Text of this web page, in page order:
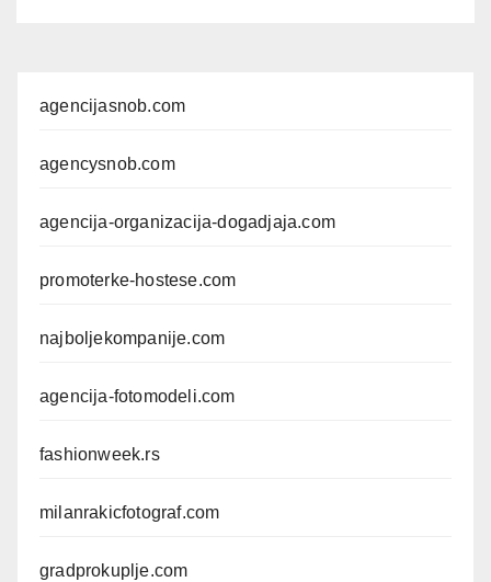
agencijasnob.com
agencysnob.com
agencija-organizacija-dogadjaja.com
promoterke-hostese.com
najboljekompanije.com
agencija-fotomodeli.com
fashionweek.rs
milanrakicfotograf.com
gradprokuplje.com